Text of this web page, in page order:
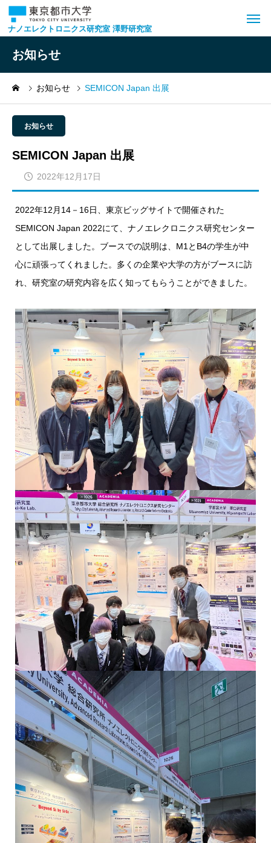
ナノエレクトロニクス研究室 澤野研究室
お知らせ
お知らせ SEMICON Japan 出展
お知らせ
SEMICON Japan 出展
2022年12月17日
2022年12月14－16日、東京ビッグサイトで開催された
SEMICON Japan 2022にて、ナノエレクロニクス研究センター
として出展しました。ブースでの説明は、M1とB4の学生が中
心に頑張ってくれました。多くの企業や大学の方がブースに訪
れ、研究室の研究内容を広く知ってもらうことができました。